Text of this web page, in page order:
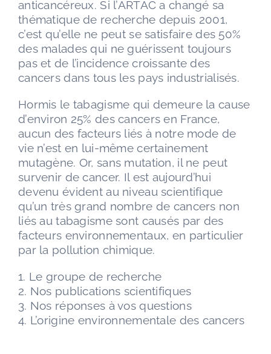
anticancéreux. Si l’ARTAC a changé sa
thématique de recherche depuis 2001,
c’est qu’elle ne peut se satisfaire des 50%
des malades qui ne guérissent toujours
pas et de l’incidence croissante des
cancers dans tous les pays industrialisés.
Hormis le tabagisme qui demeure la cause
d’environ 25% des cancers en France,
aucun des facteurs liés à notre mode de
vie n’est en lui-même certainement
mutagène. Or, sans mutation, il ne peut
survenir de cancer. Il est aujourd’hui
devenu évident au niveau scientifique
qu’un très grand nombre de cancers non
liés au tabagisme sont causés par des
facteurs environnementaux, en particulier
par la pollution chimique.
1. Le groupe de recherche
2. Nos publications scientifiques
3. Nos réponses à vos questions
4. L’origine environnementale des cancers